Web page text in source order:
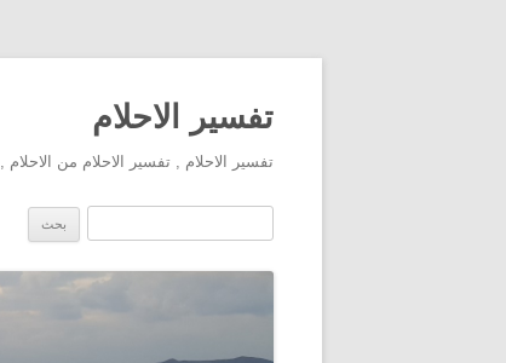
تفسير الاحلام
تفسير الاحلام , تفسير الاحلام من